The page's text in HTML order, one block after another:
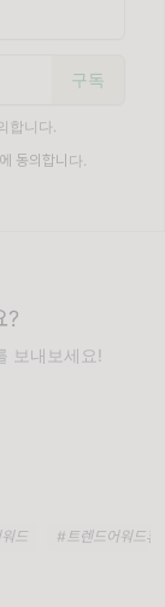
합니다.
동의합니다.
?
보내보세요!
드 #트렌드어워드휴